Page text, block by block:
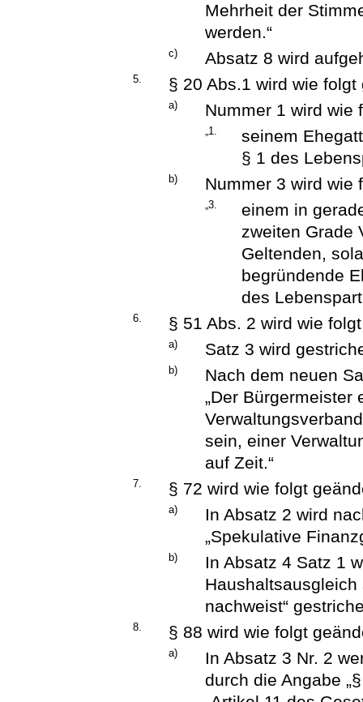
Mehrheit der
werden.“
c) Absatz 8 wird
5. § 20 Abs.1 wird wie folgt
a) Nummer 1 wird wie
„1.
seinem
§ 1 des
b) Nummer 3 wird wie
„3.
einem in
zweiten Grade
Geltenden,
begründende
des
6. § 51 Abs. 2 wird wie
a) Satz 3 wird
b)
Nach dem neuen
„Der Bürgermeister
sein, einer
auf Zeit.“
7. § 72 wird wie folgt
a)
In Absatz 2 wird
„Spekulative
b)
In Absatz 4 Satz 1
nachweist“
8. § 88 wird wie folgt
a)
In Absatz 3 Nr. 2
durch die Angabe